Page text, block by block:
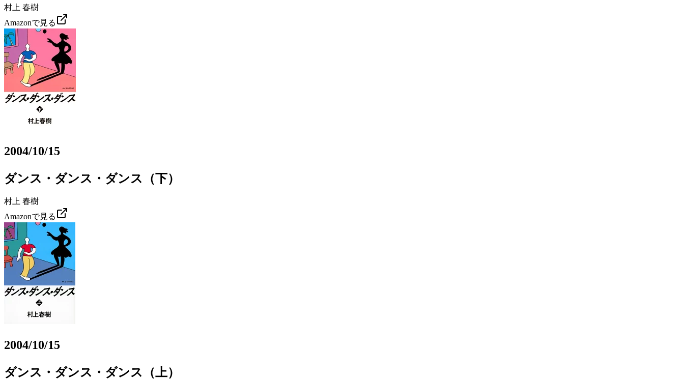
村上 春樹
Amazonで見る
2004/10/15
ダンス・ダンス・ダンス（下）
村上 春樹
Amazonで見る
2004/10/15
ダンス・ダンス・ダンス（上）